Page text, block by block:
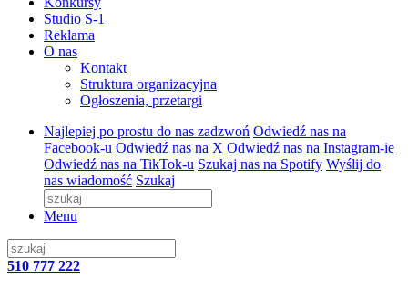
Studio S-1
Reklama
O nas
Kontakt
Struktura organizacyjna
Ogłoszenia, przetargi
Najlepiej po prostu do nas zadzwoń Odwiedź nas na
Facebook-u Odwiedź nas na X Odwiedź nas na Instagram-ie
Odwiedź nas na TikTok-u Szukaj nas na Spotify Wyślij do
nas wiadomość Szukaj
Menu
510 777 222